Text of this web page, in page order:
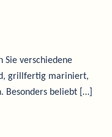
Sie verschiedene
grillfertig mariniert,
Besonders beliebt […]